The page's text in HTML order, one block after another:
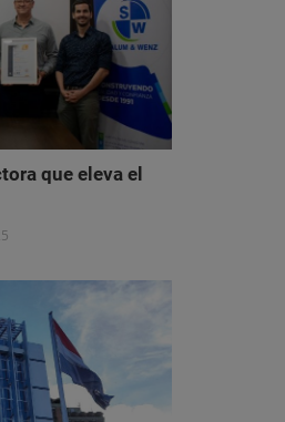
que eleva el